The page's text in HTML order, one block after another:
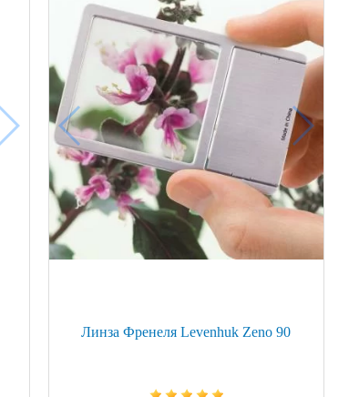
Линза Френеля Levenhuk Zeno 90